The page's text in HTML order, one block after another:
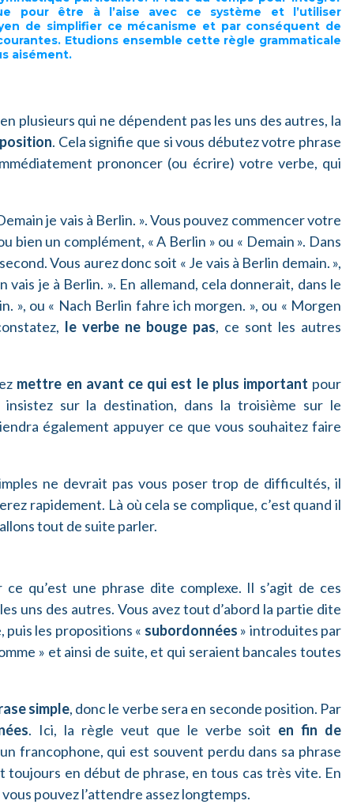
pour être à l’aise avec ce système et l’utiliser
de simplifier ce mécanisme et par conséquent de
Etudions ensemble cette règle grammaticale
aisément.
plusieurs qui ne dépendent pas les uns des autres, la
. Cela signifie que si vous débutez votre phrase
prononcer (ou écrire) votre verbe, qui
je vais à Berlin. ». Vous pouvez commencer votre
bien un complément, « A Berlin » ou « Demain ». Dans
Vous aurez donc soit « Je vais à Berlin demain. »,
vais je à Berlin. ». En allemand, cela donnerait, dans le
», ou « Nach Berlin fahre ich morgen. », ou « Morgen
le verbe ne bouge pas, ce sont les autres
mettre en avant ce qui est le plus important pour
sur la destination, dans la troisième sur le
également appuyer ce que vous souhaitez faire
ne devrait pas vous poser trop de difficultés, il
rapidement. Là où cela se complique, c’est quand il
tout de suite parler.
qu’est une phrase dite complexe. Il s’agit de ces
uns des autres. Vous avez tout d’abord la partie dite
les propositions « subordonnées » introduites par
» et ainsi de suite, et qui seraient bancales toutes
simple, donc le verbe sera en seconde position. Par
. Ici, la règle veut que le verbe soit en fin de
francophone, qui est souvent perdu dans sa phrase
toujours en début de phrase, en tous cas très vite. En
pouvez l’attendre assez longtemps.